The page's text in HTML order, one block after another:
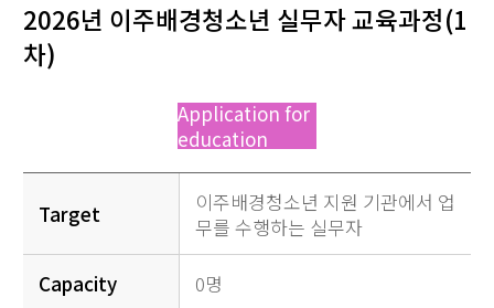
2026년 이주배경청소년 실무자 교육과정(1
차)
Application for
education
Target
이주배경청소년 지원 기관에서 업
무를 수행하는 실무자
Capacity 0명